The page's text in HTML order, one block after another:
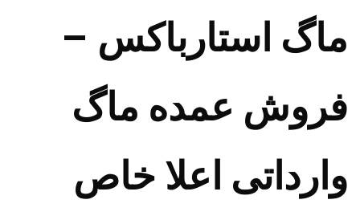
ماگ استارباکس –
فروش عمده ماگ
وارداتی اعلا خاص